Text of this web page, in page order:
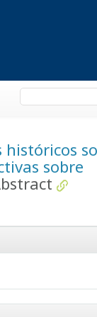
históricos
sobre